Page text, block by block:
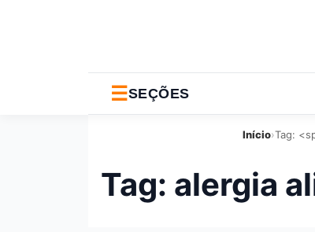
☰SEÇÕES
Início›Tag:
Tag: alergia